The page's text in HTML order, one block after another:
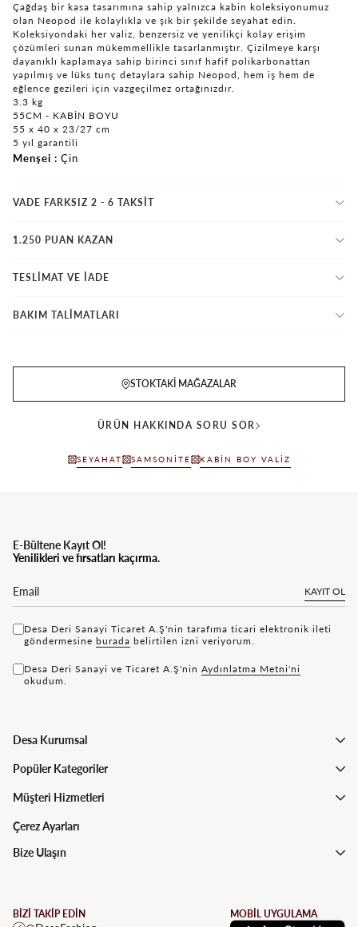
Çağdaş bir kasa tasarımına sahip yalnızca kabin koleksiyonumuz
olan Neopod ile kolaylıkla ve şık bir şekilde seyahat edin.
Koleksiyondaki her valiz, benzersiz ve yenilikçi kolay erişim
çözümleri sunan mükemmellikle tasarlanmıştır. Çizilmeye karşı
dayanıklı kaplamaya sahip birinci sınıf hafif polikarbonattan
yapılmış ve lüks tunç detaylara sahip Neopod, hem iş hem de
eğlence gezileri için vazgeçilmez ortağınızdır.
3.3 kg
55CM - KABİN BOYU
55 x 40 x 23/27 cm
5 yıl garantili
Menşei Çin
VADE FARKSIZ 2 - 6 TAKSIT
1.250 PUAN KAZAN
TESLİMAT VE İADE
BAKIM TALİMATLARI
STOKTAKI MAĞAZALAR
ÜRÜN HAKKINDA SORU SOR
SEYAHAT SAMSONITE KABIN BOY VALIZ
E-Bültene Kayıt Ol!
Yenilikleri ve fırsatları kaçırma.
KAYIT OL
Desa Deri Sanayi Ticaret A.Ş'nin tarafıma ticari elektronik ileti
göndermesine bu rada belirtilen izni veriyorum.
Desa Deri Sanayi ve Ticaret A.Ş'nin Aydınlatma Metni'ni
okudum.
Desa Kurumsal
Popüler Kategoriler
Müşteri Hizmetleri
Çerez Ayarları
Bize Ulaşın
BİZİ TAKİP EDİN MOBİL UYGULAMA